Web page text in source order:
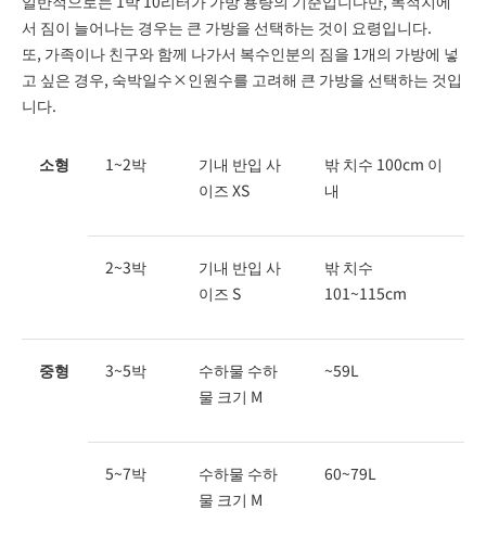
서 짐이 늘어나는 경우는 큰 가방을 선택하는 것이 요령입니다.
또, 가족이나 친구와 함께 나가서 복수인분의 짐을 1개의 가방에 넣
고 싶은 경우, 숙박일수×인원수를 고려해 큰 가방을 선택하는 것입
니다.
소형 1~2박
기내 반입 사
이즈 XS
밖 치수 100cm 이
내
2~3박
기내 반입 사
이즈 S
밖 치수
101~115cm
중형 3~5박
수하물 수하
물 크기 M
~59L
5~7박
수하물 수하
물 크기 M
60~79L